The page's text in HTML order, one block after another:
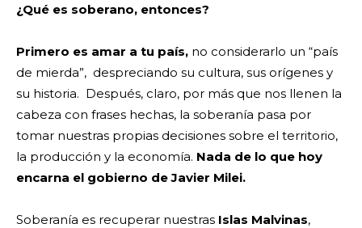
¿Qué es soberano, entonces?
Primero es amar a tu país, no considerarlo un “país
de mierda”, despreciando su cultura, sus orígenes y
su historia. Después, claro, por más que nos llenen la
cabeza con frases hechas, la soberanía pasa por
tomar nuestras propias decisiones sobre el territorio,
la producción y la economía. Nada de lo que hoy
encarna el gobierno de Javier Milei.
Soberanía es recuperar nuestras Islas Malvinas,